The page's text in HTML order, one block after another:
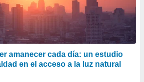
amanecer cada día: un estudio
en el acceso a la luz natural